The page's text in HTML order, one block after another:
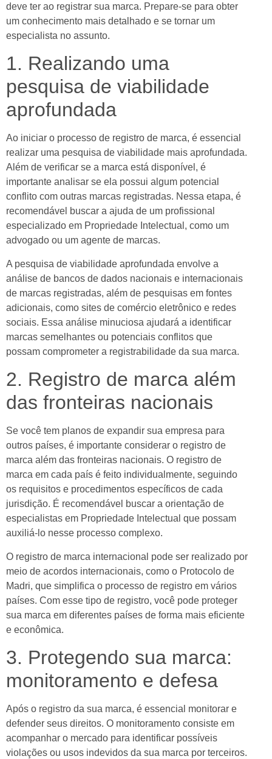
al
al
deve ter ao registrar sua marca. Prepare-se para obter
um conhecimento mais detalhado e se tornar um
especialista no assunto.
1. Realizando uma
pesquisa de viabilidade
aprofundada
Ao iniciar o processo de registro de marca, é essencial
realizar uma pesquisa de viabilidade mais aprofundada.
Além de verificar se a marca está disponível, é
importante analisar se ela possui algum potencial
conflito com outras marcas registradas. Nessa etapa, é
recomendável buscar a ajuda de um profissional
especializado em Propriedade Intelectual, como um
advogado ou um agente de marcas.
A pesquisa de viabilidade aprofundada envolve a
análise de bancos de dados nacionais e internacionais
de marcas registradas, além de pesquisas em fontes
adicionais, como sites de comércio eletrônico e redes
sociais. Essa análise minuciosa ajudará a identificar
marcas semelhantes ou potenciais conflitos que
possam comprometer a registrabilidade da sua marca.
2. Registro de marca além
das fronteiras nacionais
Se você tem planos de expandir sua empresa para
outros países, é importante considerar o registro de
marca além das fronteiras nacionais. O registro de
marca em cada país é feito individualmente, seguindo
os requisitos e procedimentos específicos de cada
jurisdição. É recomendável buscar a orientação de
especialistas em Propriedade Intelectual que possam
auxiliá-lo nesse processo complexo.
O registro de marca internacional pode ser realizado por
meio de acordos internacionais, como o Protocolo de
Madri, que simplifica o processo de registro em vários
países. Com esse tipo de registro, você pode proteger
sua marca em diferentes países de forma mais eficiente
e econômica.
3. Protegendo sua marca:
monitoramento e defesa
Após o registro da sua marca, é essencial monitorar e
defender seus direitos. O monitoramento consiste em
acompanhar o mercado para identificar possíveis
violações ou usos indevidos da sua marca por terceiros.